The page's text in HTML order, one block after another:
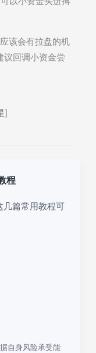
该会有拉盘的机
议回调小资金尝
]
程
几篇常用教程可
自身风险承受能